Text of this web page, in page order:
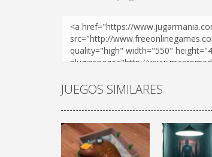
JUEGOS SIMILARES